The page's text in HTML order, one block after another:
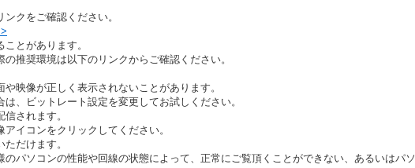
クをご確認ください。
とがあります。
推奨環境は以下のリンクからご確認ください。
映像が正しく表示されないことがあります。
、ビットレート設定を変更してお試しください。
されます。
イコンをクリックしてください。
だけます。
のパソコンの性能や回線の状態によって、正常にご覧頂くことができない、あるいはパ